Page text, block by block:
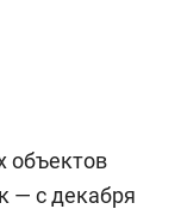
объектов
— с декабря